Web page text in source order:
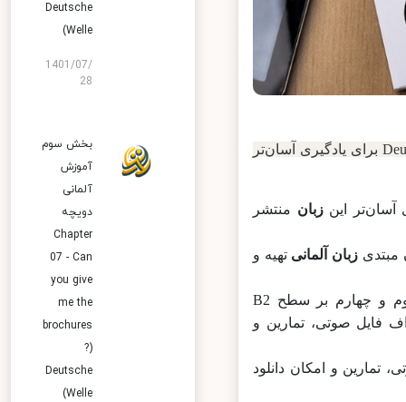
در بخش آموزش زبان آلمانی مجموعه‌ای به نام Deutschtrainer برای یادگیری آسان‌تر
زبانمنتشر
زبان آلمانی تهیه و
بخش اول و دوم بر سطوح A1 و A2 (مبتدی) تمرکز دارد و بخش‌های سوم و چهارم بر سطح B2
فایل صوتی، تمارین و
تمارین و امکان دانلود
Deutsche
Welle)
1401/07/
28
بخش سوم
آموزش
آلمانی
دویچه
Chapter
07 - Can
you give
me the
brochures
Deutsche
Welle)